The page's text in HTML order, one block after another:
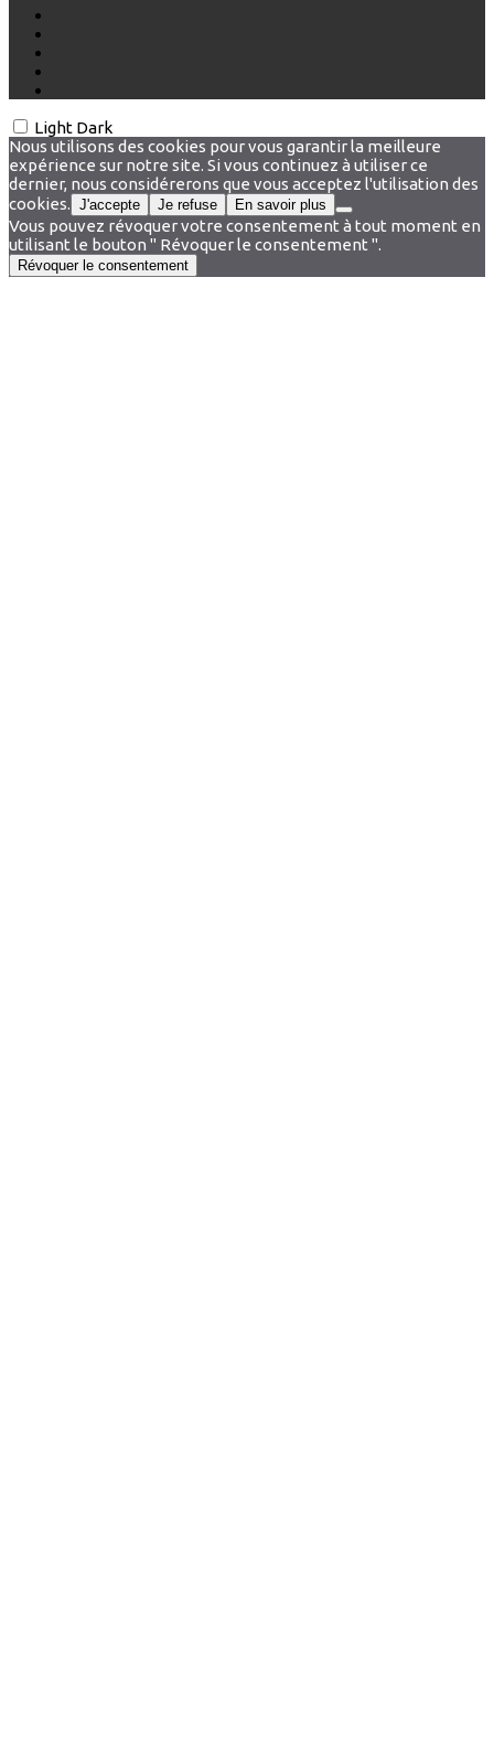
Light Dark
Nous utilisons des cookies pour vous garantir la meilleure
expérience sur notre site. Si vous continuez à utiliser ce
dernier, nous considérerons que vous acceptez l'utilisation des
cookies. J'accepte Je refuse En savoir plus
Vous pouvez révoquer votre consentement à tout moment en
utilisant le bouton " Révoquer le consentement ".
Révoquer le consentement